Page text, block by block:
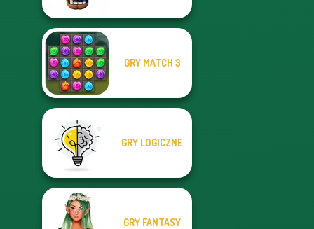
GRY MATCH 3
GRY LOGICZNE
GRY FANTASY